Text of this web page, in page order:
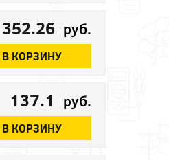
352.26 руб.
В КОРЗИНУ
137.1 руб.
В КОРЗИНУ